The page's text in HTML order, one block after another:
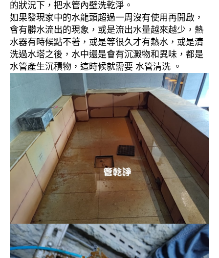
的狀況下，把水管內壁洗乾淨。
如果發現家中的水龍頭超過一周沒有使用再開啟，
會有髒水流出的現象，或是流出水量越來越少，熱
水器有時候點不著，或是等很久才有熱水，或是清
洗過水塔之後，水中還是會有沉澱物和異味，都是
水管產生沉積物，這時候就需要 水管清洗 。